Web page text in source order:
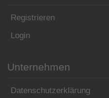
Registrieren
Login
Unternehmen
Datenschutzerklärung